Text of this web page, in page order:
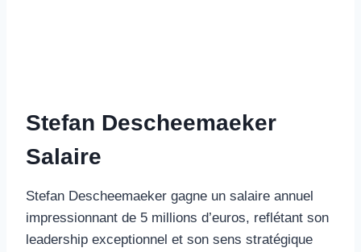
Stefan Descheemaeker
Salaire
Stefan Descheemaeker gagne un salaire annuel
impressionnant de 5 millions d’euros, reflétant son
leadership exceptionnel et son sens stratégique